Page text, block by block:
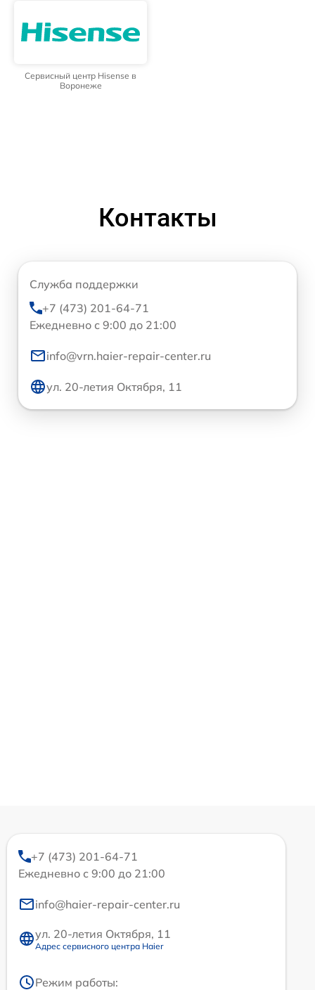
Сервисный центр Hisense в
Воронеже
Контакты
Служба поддержки
+7 (473) 201-64-71
Ежедневно с 9:00 до 21:00
info@vrn.haier-repair-center.ru
ул. 20-летия Октября, 11
+7 (473) 201-64-71
Ежедневно с 9:00 до 21:00
info@haier-repair-center.ru
ул. 20-летия Октября, 11
Адрес сервисного центра Haier
Режим работы: